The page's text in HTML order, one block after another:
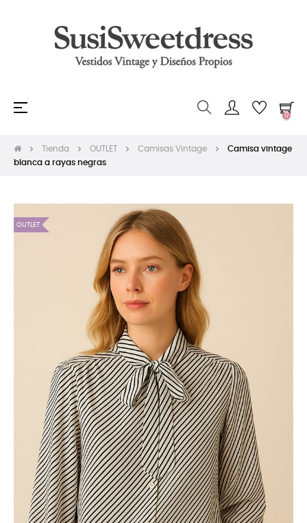
Navegación
☰
0
Tienda OUTLET Camisas Vintage
Camisa vintage
blanca a rayas negras
OUTLET